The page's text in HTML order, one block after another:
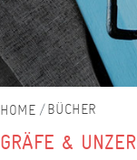
BÜCHER
GRÄFE & UNZER